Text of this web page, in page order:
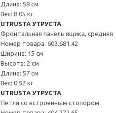
Длина: 58 см
Вес: 8.05 кг
UTRUSTA УТРУСТА
Фронтальная панель ящика, средняя
Номер товара: 603.681.42
Ширина: 15 см
Высота: 2 см
Длина: 57 см
Вес: 0.92 кг
UTRUSTA УТРУСТА
Петля со встроенным стопором